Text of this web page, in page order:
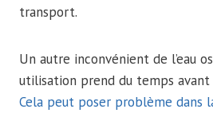
transport.
Un autre inconvénient de l’eau
utilisation prend du temps avant
Cela peut poser problème dans